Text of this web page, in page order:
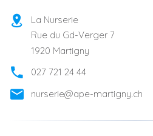
La Nurserie
Rue du Gd-Verger 7
1920 Martigny
027 721 24 44
nurserie@ape-martigny.ch